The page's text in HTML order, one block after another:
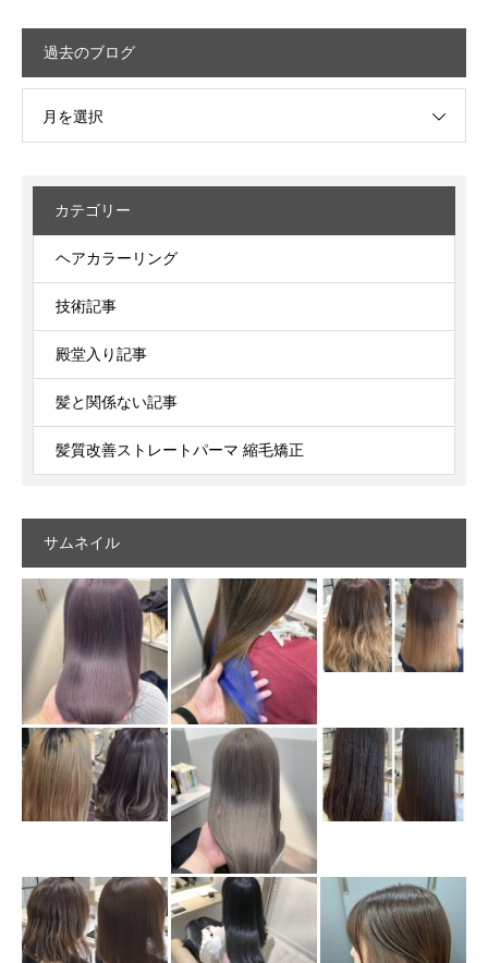
過去のブログ
月を選択
カテゴリー
ヘアカラーリング
技術記事
殿堂入り記事
髪と関係ない記事
髪質改善ストレートパーマ 縮毛矯正
サムネイル